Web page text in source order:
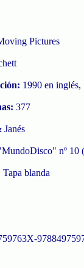
Pictures
1990 en inglés,
377
Janés
nº 10
Tapa blanda